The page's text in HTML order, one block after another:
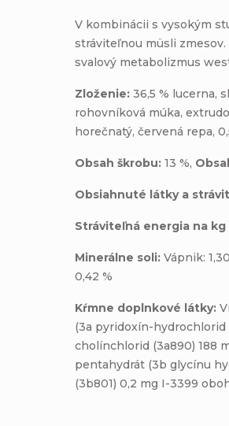
V kombinácii s vysokým
stráviteľnou müsli
svalový metabolizmus
Zloženie: 36,5 % lucerna,
rohovníková múka,
horečnatý, červená repa,
Obsah škrobu: 13 %,
Obsiahnuté látky a
Stráviteľná energia na kg
Minerálne soli: Vápnik:
0,42 %
Kŕmne doplnkové látky:
(3a pyridoxín-hydrochlorid
cholínchlorid (3a890) 188
pentahydrát (3b glycínu
(3b801) 0,2 mg I-3399